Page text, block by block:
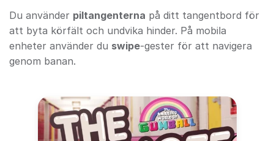
Du använder piltangenterna på ditt tangentbord för
att byta körfält och undvika hinder. På mobila
enheter använder du swipe-gester för att navigera
genom banan.